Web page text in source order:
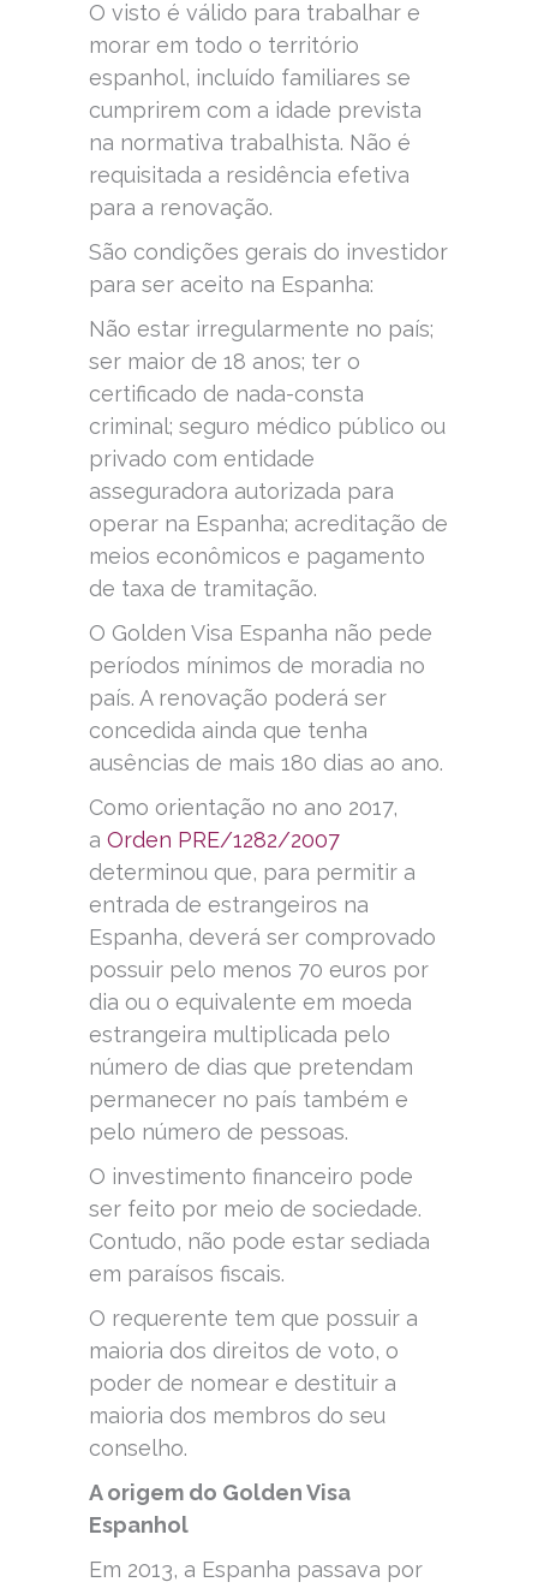
O visto é válido para trabalhar e
morar em todo o território
espanhol, incluído familiares se
cumprirem com a idade prevista
na normativa trabalhista. Não é
requisitada a residência efetiva
para a renovação.
São condições gerais do investidor
para ser aceito na Espanha:
Não estar irregularmente no país;
ser maior de 18 anos; ter o
certificado de nada-consta
criminal; seguro médico público ou
privado com entidade
asseguradora autorizada para
operar na Espanha; acreditação de
meios econômicos e pagamento
de taxa de tramitação.
O Golden Visa Espanha não pede
períodos mínimos de moradia no
país. A renovação poderá ser
concedida ainda que tenha
ausências de mais 180 dias ao ano.
Como orientação no ano 2017,
a Orden PRE/1282/2007
determinou que, para permitir a
entrada de estrangeiros na
Espanha, deverá ser comprovado
possuir pelo menos 70 euros por
dia ou o equivalente em moeda
estrangeira multiplicada pelo
número de dias que pretendam
permanecer no país também e
pelo número de pessoas.
O investimento financeiro pode
ser feito por meio de sociedade.
Contudo, não pode estar sediada
em paraísos fiscais.
O requerente tem que possuir a
maioria dos direitos de voto, o
poder de nomear e destituir a
maioria dos membros do seu
conselho.
A origem do Golden Visa
Espanhol
Em 2013, a Espanha passava por